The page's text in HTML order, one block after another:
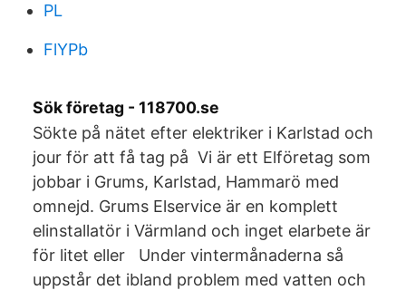
PL
FlYPb
Sök företag - 118700.se
Sökte på nätet efter elektriker i Karlstad och
jour för att få tag på Vi är ett Elföretag som
jobbar i Grums, Karlstad, Hammarö med
omnejd. Grums Elservice är en komplett
elinstallatör i Värmland och inget elarbete är
för litet eller Under vintermånaderna så
uppstår det ibland problem med vatten och